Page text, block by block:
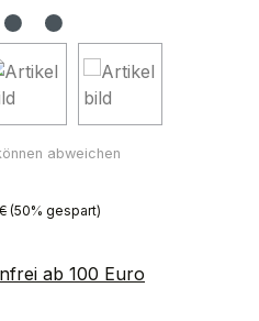
Preis:
(50% gespart)
ab 100 Euro